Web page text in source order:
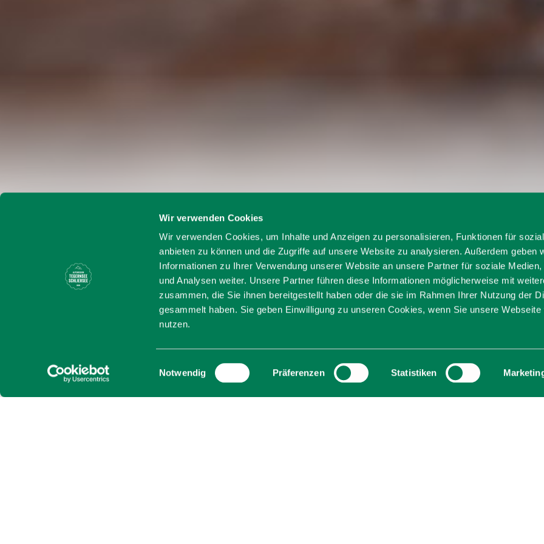
Wir verwenden Cookies
Wir verwenden Cookies, um Inhalte und Anzeigen zu personalisieren, Funktionen für
anbieten zu können und die Zugriffe auf unsere Website zu analysieren. Außerdem geben
Informationen zu Ihrer Verwendung unserer Website an unsere Partner für soziale Medien,
und Analysen weiter. Unsere Partner führen diese Informationen möglicherweise mit
zusammen, die Sie ihnen bereitgestellt haben oder die sie im Rahmen Ihrer Nutzung der
gesammelt haben. Sie geben Einwilligung zu unseren Cookies, wenn Sie unsere Webseite
nutzen.
Einwilligungsauswahl
Notwendig Präferenzen Statistiken
Startseite Goldschmiede Elisabeth Gasteiger
Goldschmiede Elisabeth
Traditionell und modern - Goldschmiedin Elisabeth Gasteiger aus